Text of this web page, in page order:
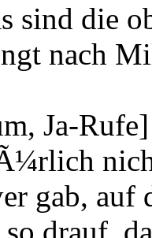
sind die
nach
Ja-Rufe]
gab, auf
drauf,